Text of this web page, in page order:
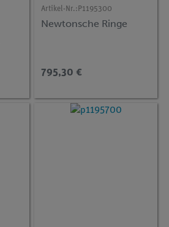
Artikel-Nr.: P1195300
Newtonsche Ringe
795,30 €